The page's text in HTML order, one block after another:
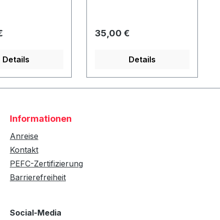
Preis:
Details
nachrüstbar!
Regulärer Preis:
35,00 €
Details
Informationen
Anreise
Kontakt
PEFC-Zertifizierung
Barrierefreiheit
Social-Media